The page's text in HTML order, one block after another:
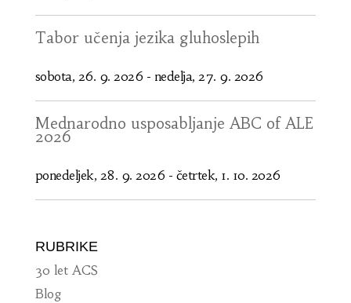
Tabor učenja jezika gluhoslepih
sobota, 26. 9. 2026 - nedelja, 27. 9. 2026
Mednarodno usposabljanje ABC of ALE
2026
ponedeljek, 28. 9. 2026 - četrtek, 1. 10. 2026
RUBRIKE
30 let ACS
Blog